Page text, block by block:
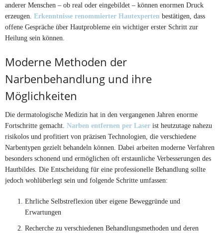
anderer Menschen – ob real oder eingebildet – können enormen Druck
erzeugen. Erkenntnisse renommierter Hautexperten bestätigen, dass
offene Gespräche über Hautprobleme ein wichtiger erster Schritt zur
Heilung sein können.
Moderne Methoden der
Narbenbehandlung und ihre
Möglichkeiten
Die dermatologische Medizin hat in den vergangenen Jahren enorme
Fortschritte gemacht. Narben entfernen per Laser ist heutzutage nahezu
risikolos und profitiert von präzisen Technologien, die verschiedene
Narbentypen gezielt behandeln können. Dabei arbeiten moderne Verfahren
besonders schonend und ermöglichen oft erstaunliche Verbesserungen des
Hautbildes. Die Entscheidung für eine professionelle Behandlung sollte
jedoch wohlüberlegt sein und folgende Schritte umfassen:
Ehrliche Selbstreflexion über eigene Beweggründe und
Erwartungen
Recherche zu verschiedenen Behandlungsmethoden und deren